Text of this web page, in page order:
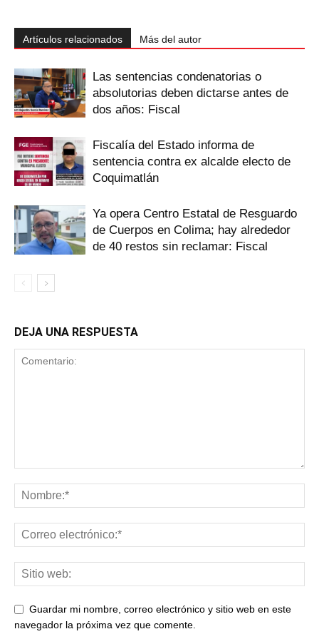
Artículos relacionados Más del autor
Las sentencias condenatorias o
absolutorias deben dictarse antes de
dos años: Fiscal
Fiscalía del Estado informa de
sentencia contra ex alcalde electo de
Coquimatlán
Ya opera Centro Estatal de Resguardo
de Cuerpos en Colima; hay alrededor
de 40 restos sin reclamar: Fiscal
DEJA UNA RESPUESTA
Guardar mi nombre, correo electrónico y sitio web en este
navegador la próxima vez que comente.